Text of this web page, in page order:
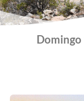
Domingo